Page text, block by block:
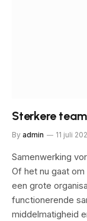
Sterkere
By admin 11 juli
Samenwerking
Of het nu gaat
een grote
functionerende
middelmatigheid